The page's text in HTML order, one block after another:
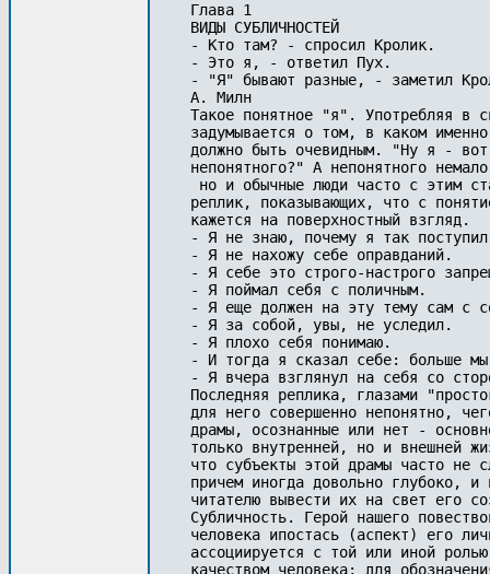
Глава 1
ВИДЫ СУБЛИЧНОСТЕЙ
- Кто там? - спросил Кролик.
- Это я, - ответил Пух.
- "Я" бывают разные, - заметил
А. Милн
Такое понятное "я". Употребляя в
задумывается о том, в каком
должно быть очевидным. "Ну я -
непонятного?" А непонятного
но и обычные люди часто с этим
реплик, показывающих, что с
кажется на поверхностный взгляд.
- Я не знаю, почему я так
- Я не нахожу себе оправданий.
- Я себе это строго-настрого
- Я поймал себя с поличным.
- Я еще должен на эту тему сам с
- Я за собой, увы, не уследил.
- Я плохо себя понимаю.
- И тогда я сказал себе: больше
- Я вчера взглянул на себя со
Последняя реплика, глазами
для него совершенно непонятно,
драмы, осознанные или нет -
только внутренней, но и внешней
что субъекты этой драмы часто не
причем иногда довольно глубоко, и
читателю вывести их на свет его
Субличность. Герой нашего
человека ипостась (аспект) его
ассоциируется с той или иной
качеством человека; для